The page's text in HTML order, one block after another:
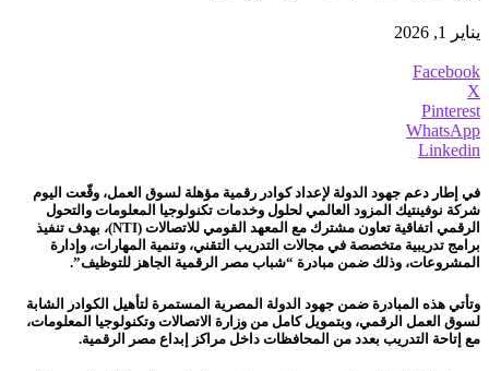
يناير 1, 2026
Facebook
X
Pinterest
WhatsApp
Linkedin
في إطار دعم جهود الدولة لإعداد كوادر رقمية مؤهلة لسوق العمل، وقّعت اليوم
شركة نوفينتيك المزود العالمي لحلول وخدمات تكنولوجيا المعلومات والتحول
الرقمي اتفاقية تعاون مشترك مع المعهد القومي للاتصالات (NTI)، بهدف تنفيذ
برامج تدريبية متخصصة في مجالات التدريب التقني، وتنمية المهارات، وإدارة
المشروعات، وذلك ضمن مبادرة “شباب مصر الرقمية الجاهز للتوظيف”.
وتأتي هذه المبادرة ضمن جهود الدولة المصرية المستمرة لتأهيل الكوادر الشابة
لسوق العمل الرقمي، وبتمويل كامل من وزارة الاتصالات وتكنولوجيا المعلومات،
مع إتاحة التدريب بعدد من المحافظات داخل مراكز إبداع مصر الرقمية.